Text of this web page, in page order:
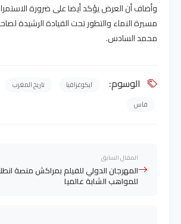
وأضاف أن العرض يؤكد أيضا على ضرورة
مسيرة النماء والتطور تحت القيادة الرشيدة
محمد السادس.
الوسوم: ايكوغرافيا تاريخ المغرب
فاس
المقال السابق
المهرجان الدولي للفيلم بمراكش منصة
للمواهب الشابة عالميا